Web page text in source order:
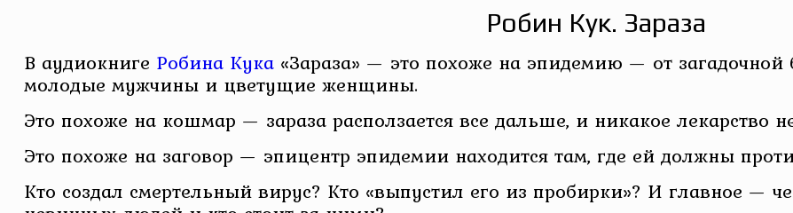
Робин Кук. Зараза
В аудиокниге Робина Кука«Зараза» — это похоже на эпидемию — от загадочной
молодые мужчины и цветущие женщины.
Это похоже на кошмар — зараза расползается все дальше, и никакое лекарство
Это похоже на заговор — эпицентр эпидемии находится там, где ей должны
Кто создал смертельный вирус? Кто «выпустил его из пробирки»? И главное —